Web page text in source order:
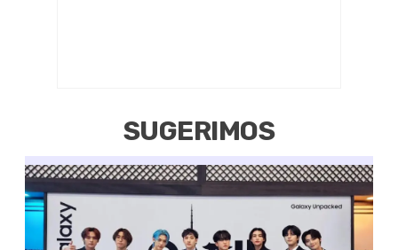
SUGERIMOS